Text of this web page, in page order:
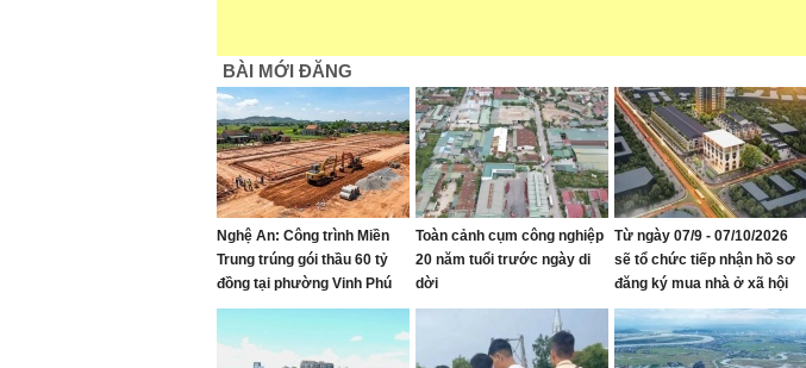
BÀI MỚI ĐĂNG
Nghệ An: Công trình Miền
Trung trúng gói thầu 60 tỷ
đồng tại phường Vinh Phú
Toàn cảnh cụm công nghiệp
20 năm tuổi trước ngày di
dời
Từ ngày 07/9 - 07/10/2026
sẽ tổ chức tiếp nhận hồ sơ
đăng ký mua nhà ở xã hội
tại Khu nhà ở Mỹ Thượng,
phường Vinh Lộc